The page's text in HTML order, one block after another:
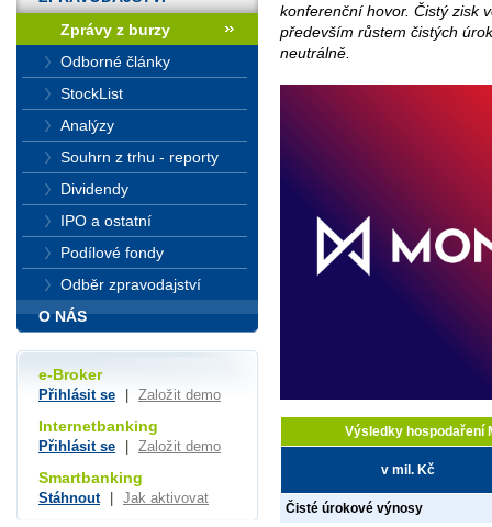
konferenční hovor. Čistý zisk
především růstem čistých
neutrálně.
Výsledky hospodaření
v mil. Kč
Čisté úrokové výnosy
Zprávy z burzy
Odborné články
StockList
Analýzy
Souhrn z trhu - reporty
Dividendy
IPO a ostatní
Podílové fondy
Odběr zpravodajství
O NÁS
e-Broker
Přihlásit se Založit demo
Internetbanking
Přihlásit se Založit demo
Smartbanking
Stáhnout Jak aktivovat